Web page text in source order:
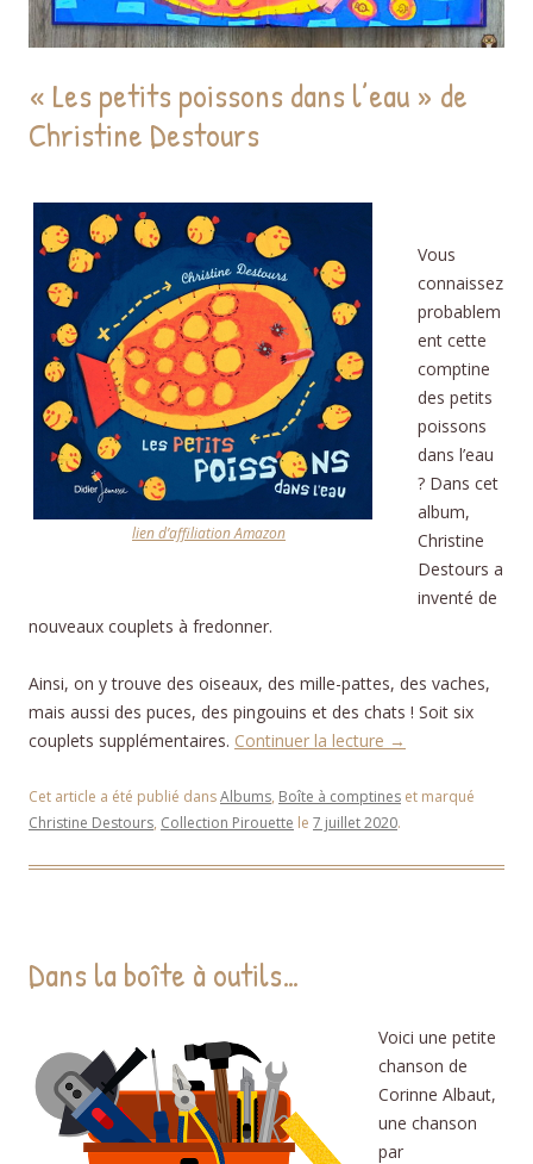
« Les petits poissons dans l’eau » de
Christine Destours
lien d’affiliation Amazon
Vous
connaissez
probablem
ent cette
comptine
des petits
poissons
dans l’eau
? Dans cet
album,
Christine
Destours a
inventé de
nouveaux couplets à fredonner.
Ainsi, on y trouve des oiseaux, des mille-pattes, des vaches,
mais aussi des puces, des pingouins et des chats ! Soit six
couplets supplémentaires. Continuer la lecture →
Cet article a été publié dansAlbums, Boîte à comptines et marqué
Christine Destours, Collection Pirouette le 7 juillet 2020.
Dans la boîte à outils…
Voici une petite
chanson de
Corinne Albaut,
une chanson
par